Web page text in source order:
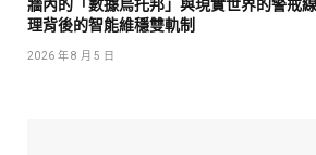
牆內的「數據烏托邦」與現實世界的警戒
理背後的智能維穩雙軌制
2026 年 8 月 5 日